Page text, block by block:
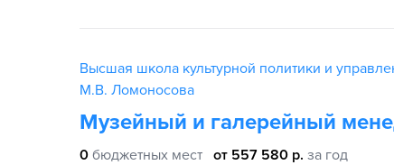
Высшая школа культурной политики и
М.В. Ломоносова
Музейный и галерейный
0 бюджетных мест от 557 580 р. за год